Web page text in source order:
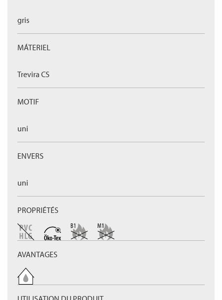
gris
MÁTERIEL
Trevira CS
MOTIF
uni
ENVERS
uni
PROPRIÉTÉS
AVANTAGES